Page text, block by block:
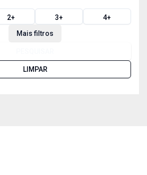
2+ 3+ 4+
Mais filtros
LIMPAR